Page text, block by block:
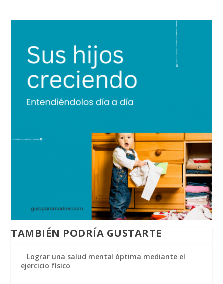
TAMBIÉN PODRÍA GUSTARTE
Lograr una salud mental óptima mediante el
ejercicio físico